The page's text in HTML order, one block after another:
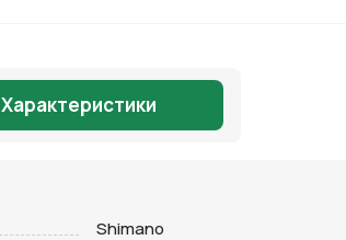
Характеристики
Shimano